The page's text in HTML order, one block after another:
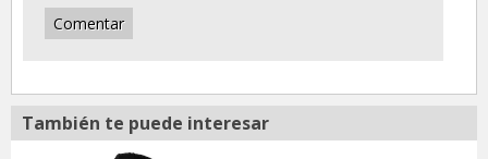
También te puede interesar